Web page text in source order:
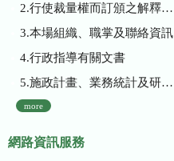
2.行使裁量權而訂頒之解釋性規定及裁量基準
3.本場組織、職掌及聯絡資訊
4.行政指導有關文書
5.施政計畫、業務統計及研究報告
more
網路資訊服務